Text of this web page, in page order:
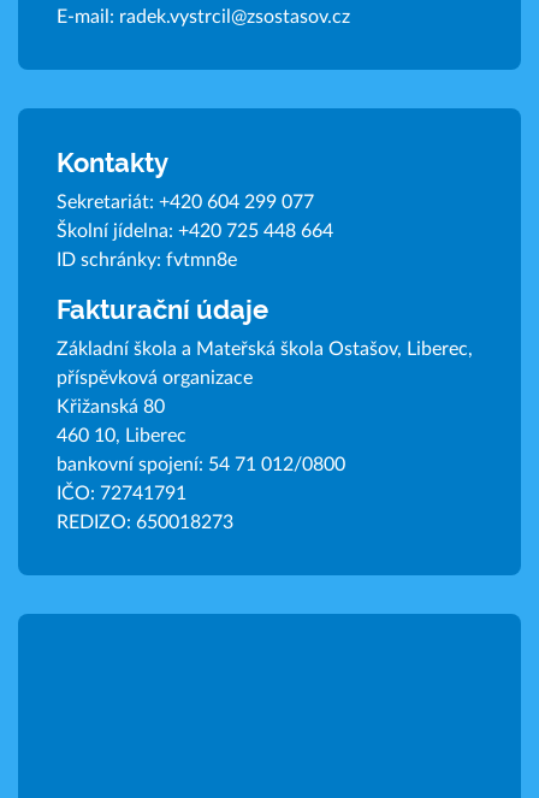
E-mail: radek.vystrcil@zsostasov.cz
Kontakty
Sekretariát: +420 604 299 077
Školní jídelna: +420 725 448 664
ID schránky: fvtmn8e
Fakturační údaje
Základní škola a Mateřská škola Ostašov, Liberec,
příspěvková organizace
Křižanská 80
460 10, Liberec
bankovní spojení: 54 71 012/0800
IČO: 72741791
REDIZO: 650018273